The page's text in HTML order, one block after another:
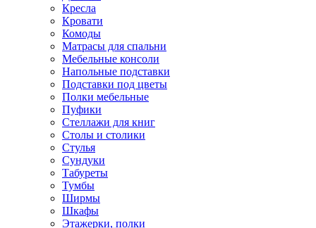
Кресла
Кровати
Комоды
Матрасы для спальни
Мебельные консоли
Напольные подставки
Подставки под цветы
Полки мебельные
Пуфики
Стеллажи для книг
Столы и столики
Стулья
Сундуки
Табуреты
Тумбы
Ширмы
Шкафы
Этажерки, полки